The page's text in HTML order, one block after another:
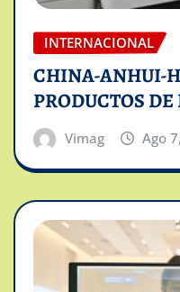
INTERNACIONAL
CHINA-ANHUI-
PRODUCTOS
Vimag Ago